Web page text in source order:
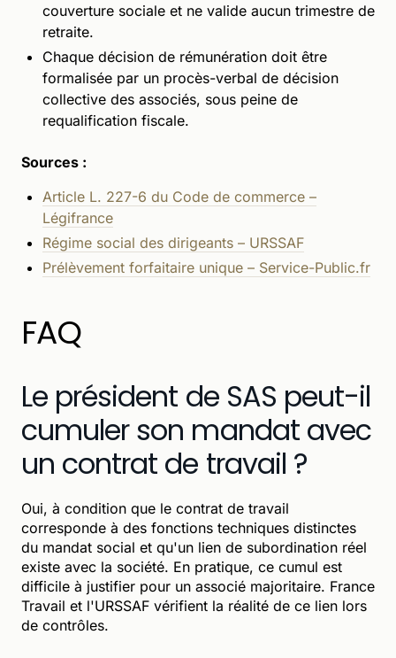
couverture sociale et ne valide aucun trimestre de
retraite.
Chaque décision de rémunération doit être
formalisée par un procès-verbal de décision
collective des associés, sous peine de
requalification fiscale.
Sources :
Article L. 227-6 du Code de commerce –
Légifrance
Régime social des dirigeants – URSSAF
Prélèvement forfaitaire unique – Service-Public.fr
FAQ
Le président de SAS peut-il
cumuler son mandat avec
un contrat de travail ?
Oui, à condition que le contrat de travail
corresponde à des fonctions techniques distinctes
du mandat social et qu'un lien de subordination réel
existe avec la société. En pratique, ce cumul est
difficile à justifier pour un associé majoritaire. France
Travail et l'URSSAF vérifient la réalité de ce lien lors
de contrôles.